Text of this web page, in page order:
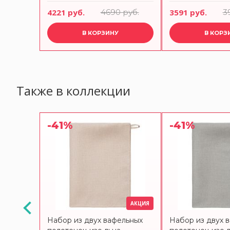
4221 руб. 4690 руб.
В КОРЗИНУ
3591 руб.
В
Также в коллекции
-41%
АКЦИЯ
Набор из двух вафельных
-41%
Набор из двух